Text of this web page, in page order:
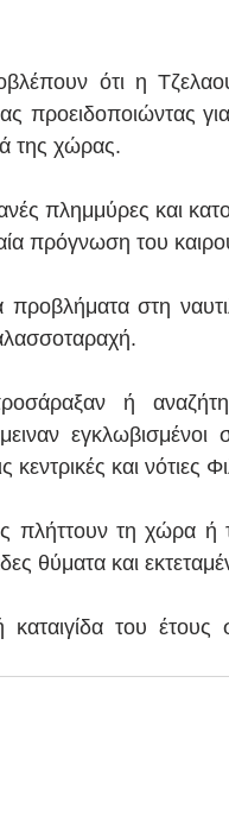
ότι η
για
της χώρας.
πλημμύρες και
πρόγνωση του
στη
ή
και νότιες
πλήττουν τη χώρα ή
θύματα και
του